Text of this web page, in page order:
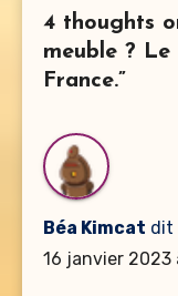
4 thoughts
meuble ?
France.”
Béa Kimcat dit
16 janvier 2023